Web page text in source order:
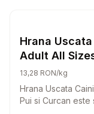
Hrana
Adult All
13,28 RON/kg
Hrana Uscata
Pui si Curcan